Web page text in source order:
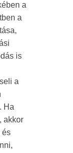
a
a
is
a
Ha
akkor
és